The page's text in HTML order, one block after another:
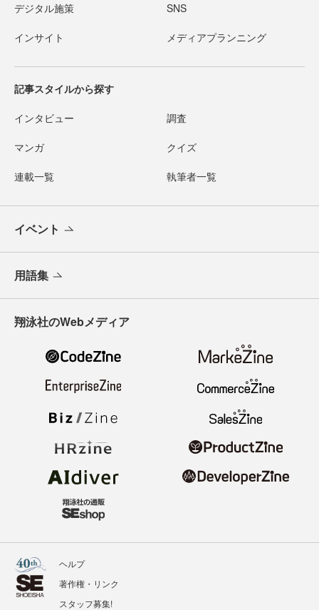
デジタル施策 SNS
インサイト メディアプランニング
記事スタイルから探す
インタビュー 調査
マンガ クイズ
連載一覧 執筆者一覧
イベント
用語集
翔泳社のWebメディア
ヘルプ
著作権・リンク
スタッフ募集!